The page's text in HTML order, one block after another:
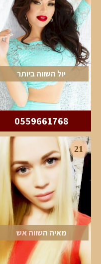
יול השווה ביותר
0559661768
21
מאיה השווה אש